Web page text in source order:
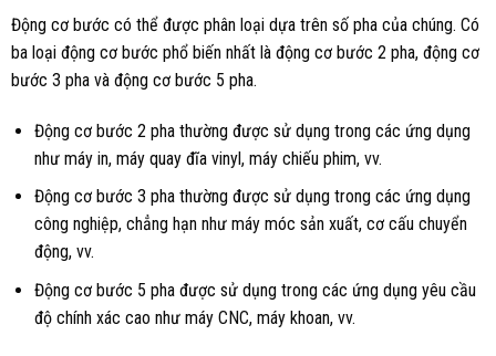
Động cơ bước có thể được phân loại dựa trên số pha của chúng. Có
ba loại động cơ bước phổ biến nhất là động cơ bước 2 pha, động cơ
bước 3 pha và động cơ bước 5 pha.
Động cơ bước 2 pha thường được sử dụng trong các ứng dụng
như máy in, máy quay đĩa vinyl, máy chiếu phim, vv.
Động cơ bước 3 pha thường được sử dụng trong các ứng dụng
công nghiệp, chẳng hạn như máy móc sản xuất, cơ cấu chuyển
động, vv.
Động cơ bước 5 pha được sử dụng trong các ứng dụng yêu cầu
độ chính xác cao như máy CNC, máy khoan, vv.